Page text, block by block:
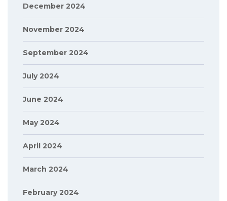
December 2024
November 2024
September 2024
July 2024
June 2024
May 2024
April 2024
March 2024
February 2024